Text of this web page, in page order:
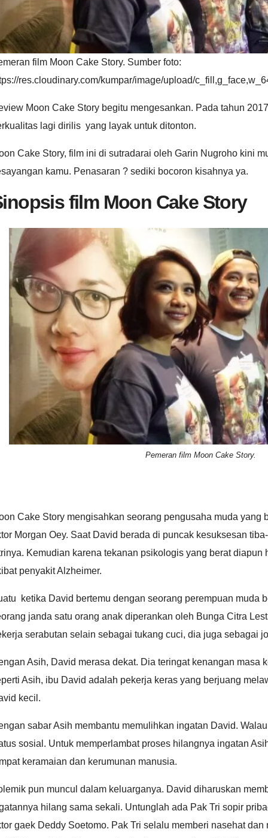
film Moon Cake Story. Sumber foto:
res.cloudinary.com/kumpar/image/upload/
Moon Cake Story begitu mengesankan. Pada tahun
lagi dirilis yang layak untuk ditonton.
Cake Story, film ini di sutradarai oleh Garin Nugroho kini
kamu. Penasaran ? sediki bocoron kisahnya ya.
film Moon Cake Story
Pemeran film Moon Cake Story.
Cake Story mengisahkan seorang pengusaha muda yang
Morgan Oey. Saat David berada di puncak kesuksesan
Kemudian karena tekanan psikologis yang berat diapun
penyakit Alzheimer.
ketika David bertemu dengan seorang perempuan muda
janda satu orang anak diperankan oleh Bunga Citra
serabutan selain sebagai tukang cuci, dia juga sebagai
Asih, David merasa dekat. Dia teringat kenangan masa
Asih, ibu David adalah pekerja keras yang berjuang
kecil.
sabar Asih membantu memulihkan ingatan David.
sosial. Untuk memperlambat proses hilangnya ingatan
keramaian dan kerumunan manusia.
pun muncul dalam keluarganya. David diharuskan
hilang sama sekali. Untunglah ada Pak Tri sopir
gaek Deddy Soetomo. Pak Tri selalu memberi nasehat